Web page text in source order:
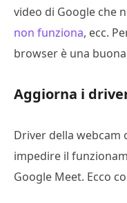
video di Google che
non funziona, ecc.
browser è una
Aggiorna i
Driver della webcam
impedire il
Google Meet. Ecco